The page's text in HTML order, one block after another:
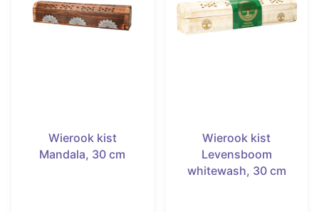
Wierook kist
Mandala, 30 cm
Wierook kist
Levensboom
whitewash, 30 cm